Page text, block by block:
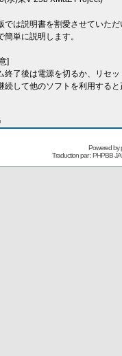
Powered by
Traduction par : PHPBB